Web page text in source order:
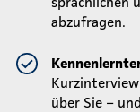
abzufragen.
über Sie –